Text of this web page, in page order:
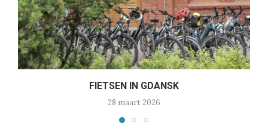
FIETSEN IN GDANSK
28 maart 2026